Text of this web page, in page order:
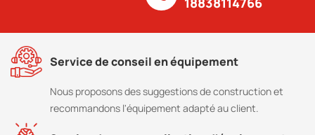
Service de conseil en équipement
Nous proposons des suggestions de construction et
recommandons l'équipement adapté au client.